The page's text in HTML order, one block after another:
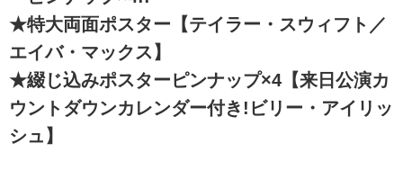
★特大両面ポスター【テイラー・スウィフト／
エイバ・マックス】
★綴じ込みポスターピンナップ×4【来日公演カ
ウントダウンカレンダー付き!ビリー・アイリッ
シュ】